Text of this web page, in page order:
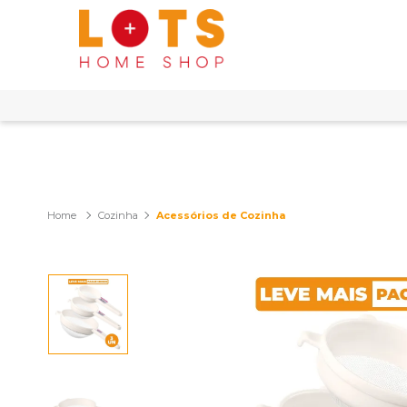
Cozinha Acessórios de Cozinha